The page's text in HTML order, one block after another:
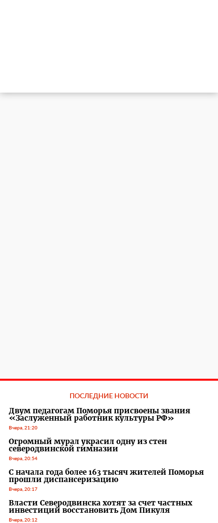
ПОСЛЕДНИЕ НОВОСТИ
Двум педагогам Поморья присвоены звания
«Заслуженный работник культуры РФ»
Вчера, 21:20
Огромный мурал украсил одну из стен
северодвинской гимназии
Вчера, 20:54
С начала года более 163 тысяч жителей Поморья
прошли диспансеризацию
Вчера, 20:17
Власти Северодвинска хотят за счет частных
инвестиций восстановить Дом Пикуля
Вчера, 20:12